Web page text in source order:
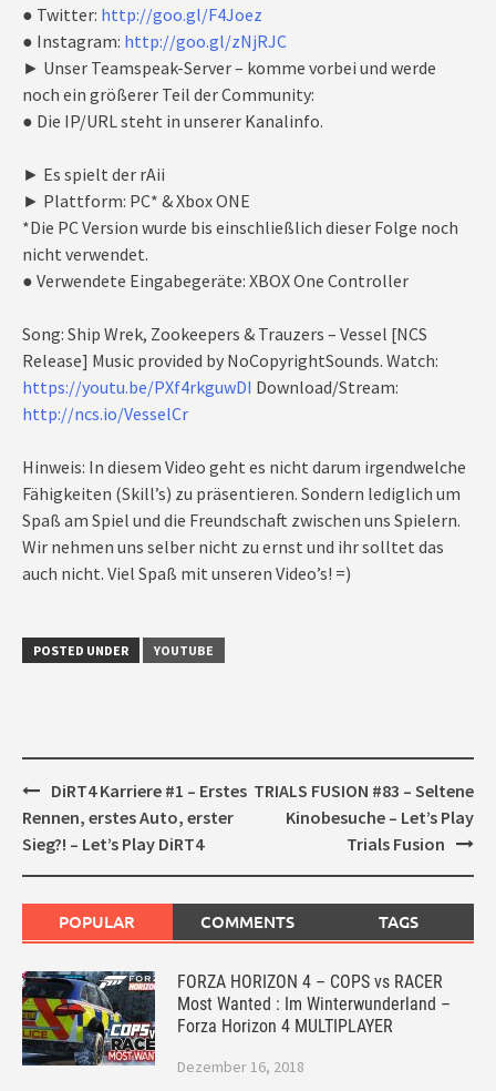
● Twitter: http://goo.gl/F4Joez
● Instagram: http://goo.gl/zNjRJC
► Unser Teamspeak-Server – komme vorbei und werde
noch ein größerer Teil der Community:
● Die IP/URL steht in unserer Kanalinfo.
► Es spielt der rAii
► Plattform: PC* & Xbox ONE
*Die PC Version wurde bis einschließlich dieser Folge noch
nicht verwendet.
● Verwendete Eingabegeräte: XBOX One Controller
Song: Ship Wrek, Zookeepers & Trauzers – Vessel [NCS
Release] Music provided by NoCopyrightSounds. Watch:
https://youtu.be/PXf4rkguwDI Download/Stream:
http://ncs.io/VesselCr
Hinweis: In diesem Video geht es nicht darum irgendwelche
Fähigkeiten (Skill’s) zu präsentieren. Sondern lediglich um
Spaß am Spiel und die Freundschaft zwischen uns Spielern.
Wir nehmen uns selber nicht zu ernst und ihr solltet das
auch nicht. Viel Spaß mit unseren Video’s! =)
POSTED UNDER YOUTUBE
Post
navigation
DiRT4 Karriere #1 – Erstes
Rennen, erstes Auto, erster
Sieg?! – Let’s Play DiRT4
TRIALS FUSION #83 – Seltene
Kinobesuche – Let’s Play
Trials Fusion
POPULAR COMMENTS TAGS
FORZA HORIZON 4 – COPS vs RACER
Most Wanted : Im Winterwunderland –
Forza Horizon 4 MULTIPLAYER
Dezember 16, 2018